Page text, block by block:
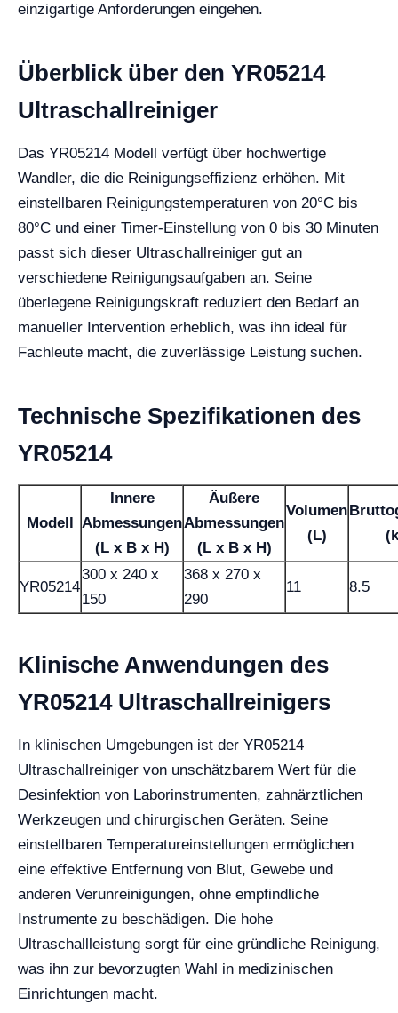
einzigartige Anforderungen eingehen.
Überblick über den YR05214
Ultraschallreiniger
Das YR05214 Modell verfügt über hochwertige
Wandler, die die Reinigungseffizienz erhöhen. Mit
einstellbaren Reinigungstemperaturen von 20°C bis
80°C und einer Timer-Einstellung von 0 bis 30 Minuten
passt sich dieser Ultraschallreiniger gut an
verschiedene Reinigungsaufgaben an. Seine
überlegene Reinigungskraft reduziert den Bedarf an
manueller Intervention erheblich, was ihn ideal für
Fachleute macht, die zuverlässige Leistung suchen.
Technische Spezifikationen des
YR05214
Modell
Innere
Abmessungen
(L x B x H)
Äußere
Abmessungen
(L x B x H)
Volumen
(L)
YR05214
300 x 240 x
150
368 x 270 x
290
11 8.5
Klinische Anwendungen des
YR05214 Ultraschallreinigers
In klinischen Umgebungen ist der YR05214
Ultraschallreiniger von unschätzbarem Wert für die
Desinfektion von Laborinstrumenten, zahnärztlichen
Werkzeugen und chirurgischen Geräten. Seine
einstellbaren Temperatureinstellungen ermöglichen
eine effektive Entfernung von Blut, Gewebe und
anderen Verunreinigungen, ohne empfindliche
Instrumente zu beschädigen. Die hohe
Ultraschallleistung sorgt für eine gründliche Reinigung,
was ihn zur bevorzugten Wahl in medizinischen
Einrichtungen macht.